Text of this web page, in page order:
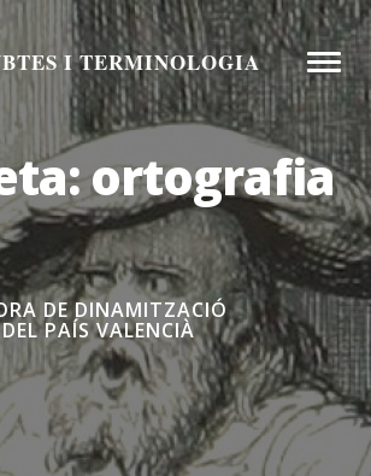
Toggle
I TERMINOLOGIA
ortografia
DE DINAMITZACIÓ
PAÍS VALENCIÀ